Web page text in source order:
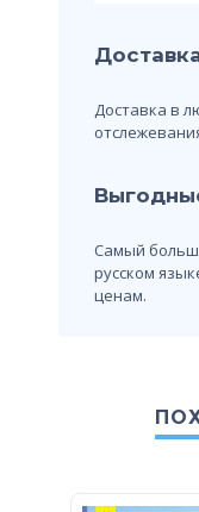
Доставка в
Самый
русском
ценам.